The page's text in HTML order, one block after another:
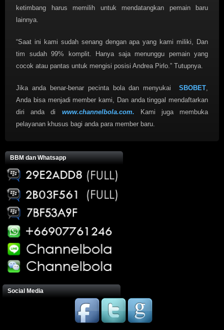
ketimbang harus memilih untuk mendatangkan pemain baru
lainnya.
“Saat ini kami sudah senang dengan apa yang kami miliki, Dan
tim sudah 99% komplit. Hanya saja menunggu pemain yang
cocok atau pantas untuk mengisi posisi Andrea Pirlo.” Tutupnya.
Jika anda benar-benar pecinta bola dan menyukai SBOBET
Anda bisa menjadi member kami, Dan anda tinggal mendaftarkan
diri anda di www.channelbola.com. Kami juga membuka
pelayanan khusus bagi anda para member baru.
BBM dan Whatsapp
Social Media